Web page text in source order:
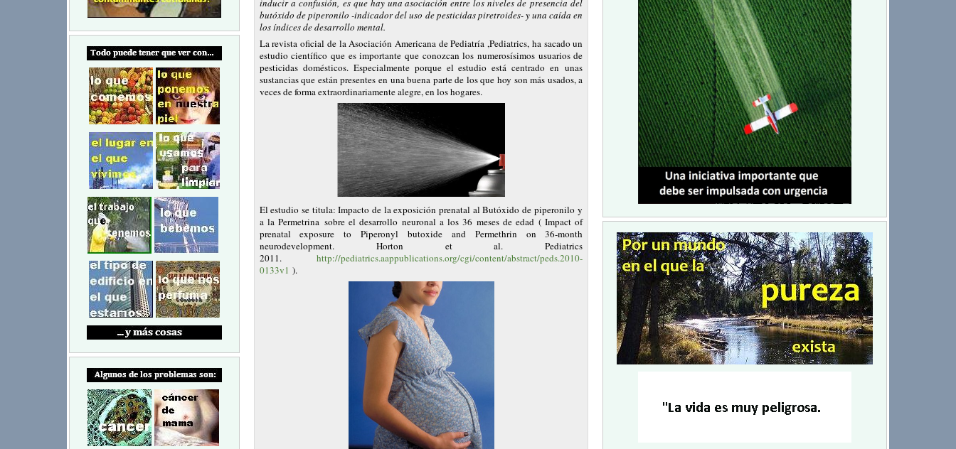
inducir a confusión, es que hay una asociación entre los niveles de presencia del
butóxido de piperonilo -indicador del uso de pesticidas piretroides- y una caída en
los índices de desarrollo mental.
La revista oficial de la Asociación Americana de Pediatría ,Pediatrics, ha sacado un
estudio científico que es importante que conozcan los numerosísimos usuarios de
pesticidas domésticos. Especialmente porque el estudio está centrado en unas
sustancias que están presentes en una buena parte de los que hoy son más usados, a
veces de forma extraordinariamente alegre, en los hogares.
El estudio se titula: Impacto de la exposición prenatal al Butóxido de piperonilo y
a la Permetrina sobre el desarrollo neuronal a los 36 meses de edad ( Impact of
prenatal exposure to Piperonyl butoxide and Permethrin on 36-month
neurodevelopment. Horton et al. Pediatrics
2011.http://pediatrics.aappublications.org/cgi/content/abstract/peds.2010-
0133v1 ).